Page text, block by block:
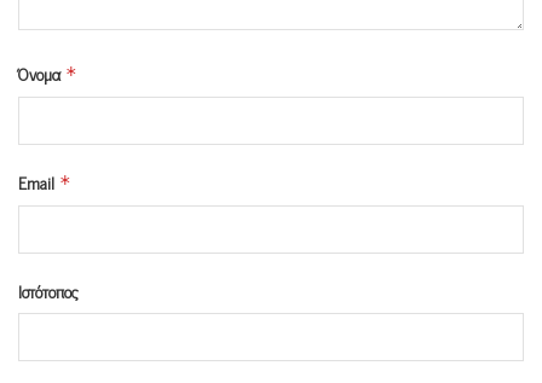
Όνομα *
Email *
Ιστότοπος